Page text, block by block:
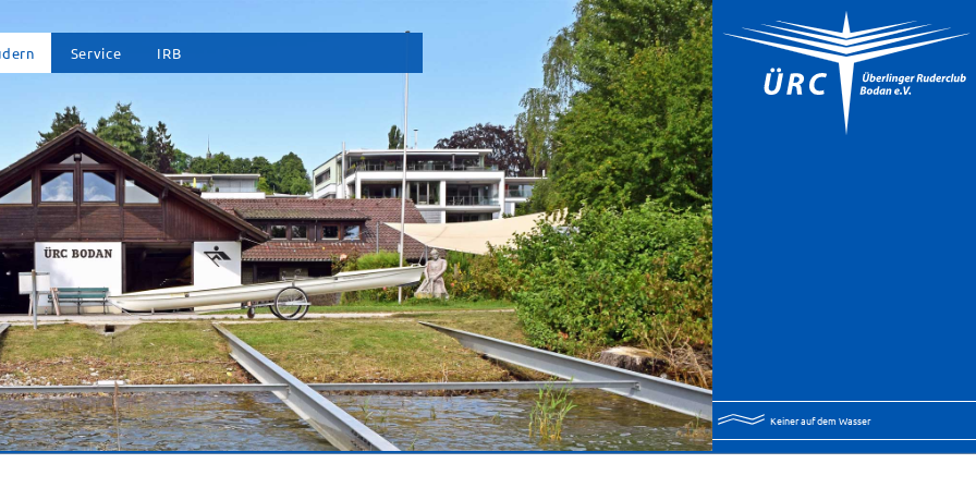
Service IRB
Keiner auf dem Wasser